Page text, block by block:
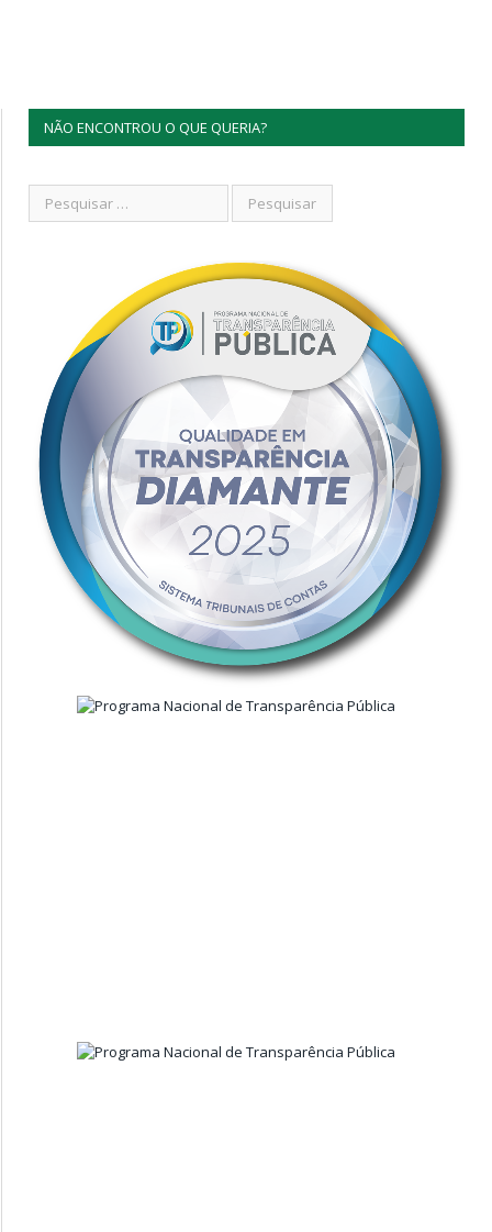
NÃO ENCONTROU O QUE QUERIA?